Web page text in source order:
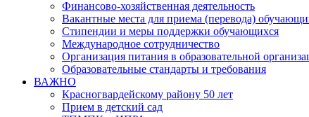
Финансово-хозяйственная деятельность
Вакантные места для приема (перевода)
Стипендии и меры поддержки обучающихся
Международное сотрудничество
Организация питания в образовательной
Образовательные стандарты и требования
ВАЖНО
Красногвардейскому району 50 лет
Прием в детский сад